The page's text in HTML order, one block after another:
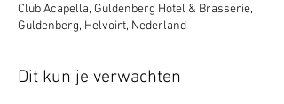
Club Acapella, Guldenberg Hotel & Brasserie,
Guldenberg, Helvoirt, Nederland
Dit kun je verwachten